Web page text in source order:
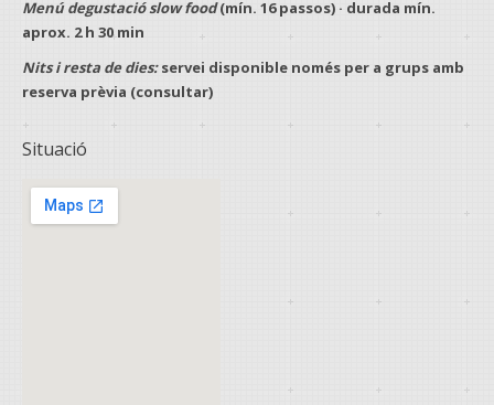
Menú degustació slow food(mín. 16 passos) · durada mín.
aprox. 2 h 30 min
Nits i resta de dies:servei disponible només per a grups amb
reserva prèvia (consultar)
Situació